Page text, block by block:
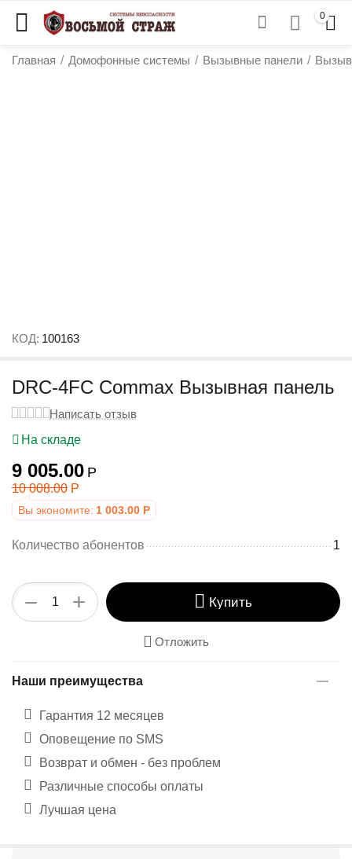
0
Главная / Домофонные системы / Вызывные панели /
КОД: 100163
DRC-4FC Commax Вызывная панель
Написать отзыв
На складе
9 005.00 Р
10 008.00 Р
Вы экономите: 1 003.00 Р
Количество абонентов 1
+
− Купить
Отложить
Наши преимущества
Гарантия 12 месяцев
Оповещение по SMS
Возврат и обмен - без проблем
Различные способы оплаты
Лучшая цена